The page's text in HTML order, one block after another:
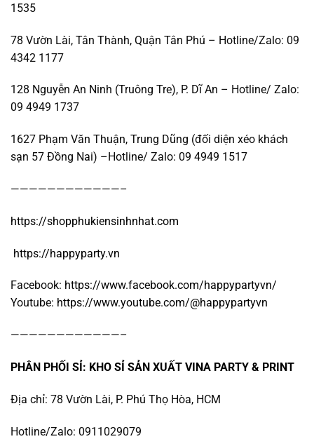
1535
78 Vườn Lài, Tân Thành, Quận Tân Phú – Hotline/Zalo: 09
4342 1177
128 Nguyễn An Ninh (Truông Tre), P. Dĩ An – Hotline/ Zalo:
09 4949 1737
1627 Phạm Văn Thuận, Trung Dũng (đối diện xéo khách
sạn 57 Đồng Nai) –Hotline/ Zalo: 09 4949 1517
————————————–
https://shopphukiensinhnhat.com
https://happyparty.vn
Facebook: https://www.facebook.com/happypartyvn/
Youtube: https://www.youtube.com/@happypartyvn
————————————–
PHÂN PHỐI SỈ: KHO SỈ SẢN XUẤT VINA PARTY & PRINT
Địa chỉ: 78 Vườn Lài, P. Phú Thọ Hòa, HCM
Hotline/Zalo: 0911029079